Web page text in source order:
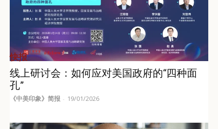
快报
线上研讨会：如何应对美国政府的“四种面
孔”
《中美印象》简报 - 19/01/2026